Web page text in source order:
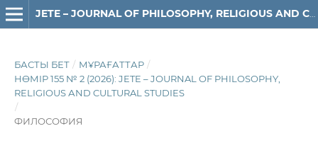
JETE – JОURNAL OF PHILOSOPHY, RELIGIOUS AND CULTURAL STUDIES
БАСТЫ БЕТ / МҰРАҒАТТАР /
НӨМІР 155 № 2 (2026): JETE – JОURNAL OF PHILOSOPHY,
RELIGIOUS АND CULTURAL STUDIES
/
ФИЛОСОФИЯ